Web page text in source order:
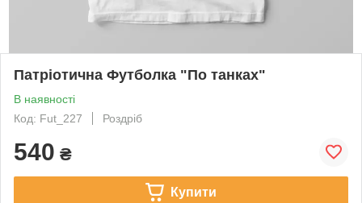
Патріотична Футболка "По танках"
В наявності
Код: Fut_227
Роздріб
540 ₴
Купити